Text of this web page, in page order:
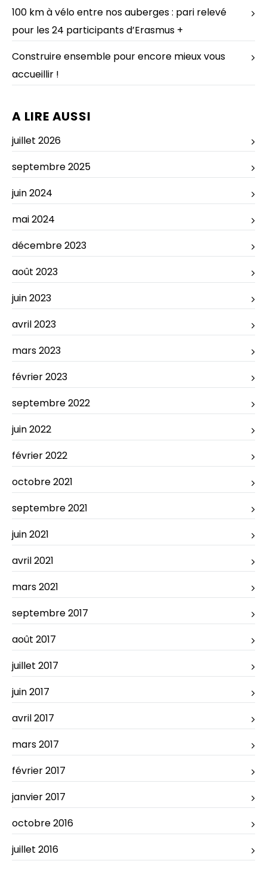
100 km à vélo entre nos auberges : pari relevé
pour les 24 participants d’Erasmus +
Construire ensemble pour encore mieux vous
accueillir !
A LIRE AUSSI
juillet 2026
septembre 2025
juin 2024
mai 2024
décembre 2023
août 2023
juin 2023
avril 2023
mars 2023
février 2023
septembre 2022
juin 2022
février 2022
octobre 2021
septembre 2021
juin 2021
avril 2021
mars 2021
septembre 2017
août 2017
juillet 2017
juin 2017
avril 2017
mars 2017
février 2017
janvier 2017
octobre 2016
juillet 2016